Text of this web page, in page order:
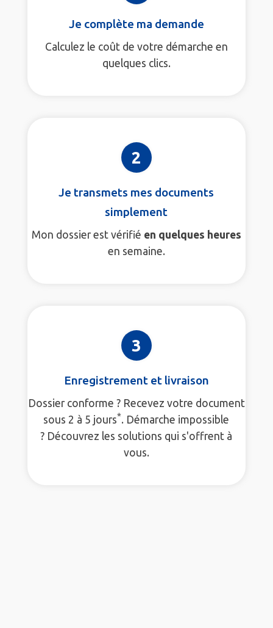
Je complète ma demande
Calculez le coût de votre démarche en
quelques clics.
2
Je transmets mes documents
simplement
Mon dossier est vérifié en quelques heures
en semaine.
3
Enregistrement et livraison
Dossier conforme ? Recevez votre document
sous 2 à 5 jours*. Démarche impossible
? Découvrez les solutions qui s'offrent à
vous.